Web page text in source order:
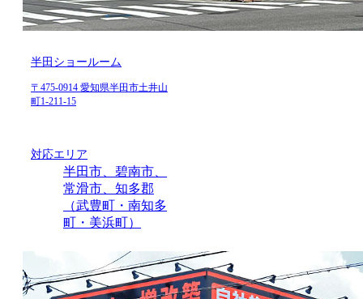
半田ショールーム
〒475-0914 愛知県半田市土井山
町1-211-15
対応エリア
半田市、碧南市、
常滑市、知多郡
（武豊町・南知多
町・美浜町）